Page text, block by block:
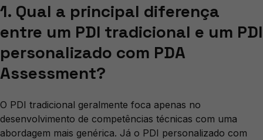
1. Qual a principal diferença
entre um PDI tradicional e um PDI
personalizado com PDA
Assessment?
O PDI tradicional geralmente foca apenas no
desenvolvimento de competências técnicas com uma
abordagem mais genérica. Já o PDI personalizado com